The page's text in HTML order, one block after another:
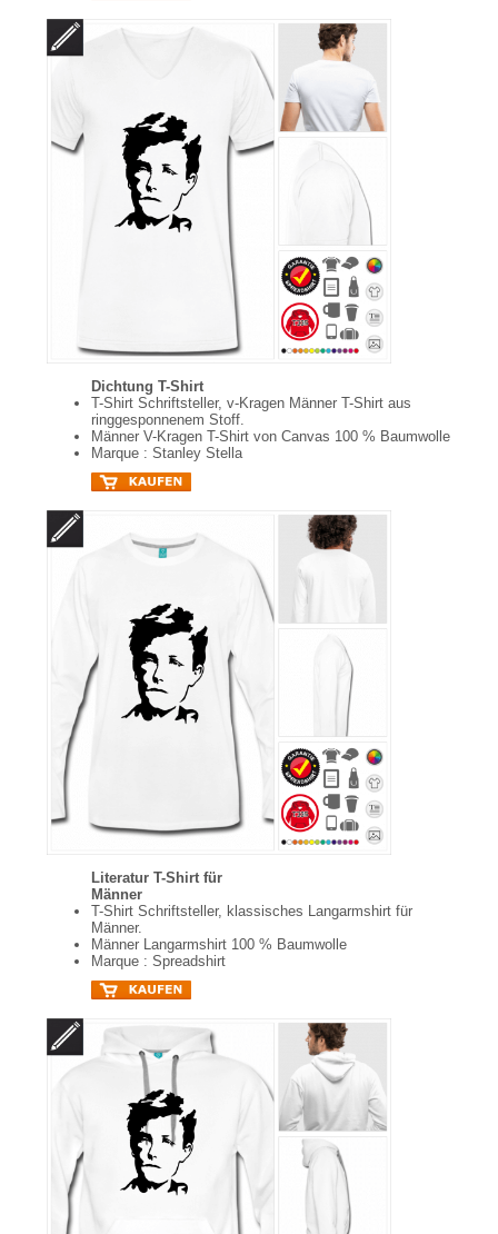
Dichtung T-Shirt
T-Shirt Schriftsteller, v-Kragen Männer T-Shirt aus
ringgesponnenem Stoff.
Männer V-Kragen T-Shirt von Canvas 100 % Baumwolle
Marque : Stanley Stella
Literatur T-Shirt für
Männer
T-Shirt Schriftsteller, klassisches Langarmshirt für
Männer.
Männer Langarmshirt 100 % Baumwolle
Marque : Spreadshirt